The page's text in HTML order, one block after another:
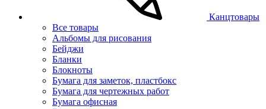
Канцтовары
Все товары
Альбомы для рисования
Бейджи
Бланки
Блокноты
Бумага для заметок, пластбокс
Бумага для чертежных работ
Бумага офисная